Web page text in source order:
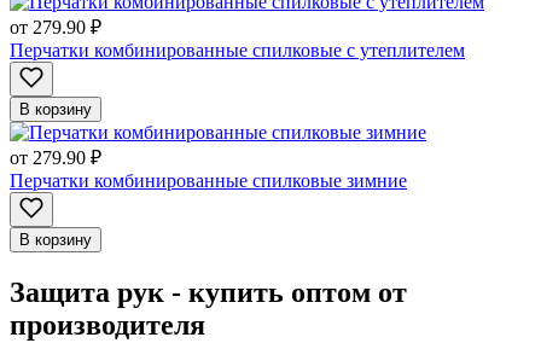
от 279.90 ₽
Перчатки комбинированные спилковые с утеплителем
В корзину
от 279.90 ₽
Перчатки комбинированные спилковые зимние
В корзину
Защита рук - купить оптом от
производителя